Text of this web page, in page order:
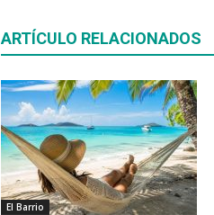
ARTÍCULO RELACIONADOS
El Barrio